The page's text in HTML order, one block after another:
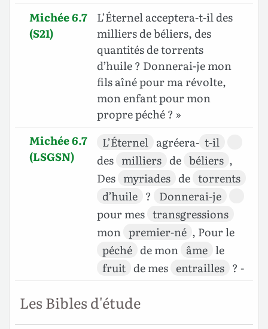
Michée 6.7
(S21)
L’Éternel acceptera-t-il des
milliers de béliers, des
quantités de torrents
d’huile ? Donnerai-je mon
fils aîné pour ma révolte,
mon enfant pour mon
propre péché ? »
Michée 6.7
(LSGSN)
L’Éternel agréera- t-il
des milliers de béliers ,
Des myriades de torrents
d’huile ? Donnerai-je
pour mes transgressions
mon premier-né , Pour le
péché de mon âme le
fruit de mes entrailles ? -
Les Bibles d'étude